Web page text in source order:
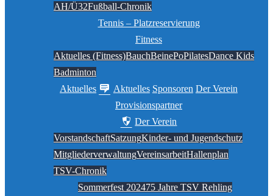
AH/Ü32Fußball-Chronik
Tennis – Platzreservierung
Fitness
Aktuelles (Fitness)BauchBeinePoPilatesDance Kids
Badminton
Aktuelles
Aktuelles Sponsoren Der Verein
Provisionspartner
Der Verein
VorstandschaftSatzungKinder- und Jugendschutz
MitgliederverwaltungVereinsarbeitHallenplan
TSV-Chronik
Sommerfest 202475 Jahre TSV Rehling